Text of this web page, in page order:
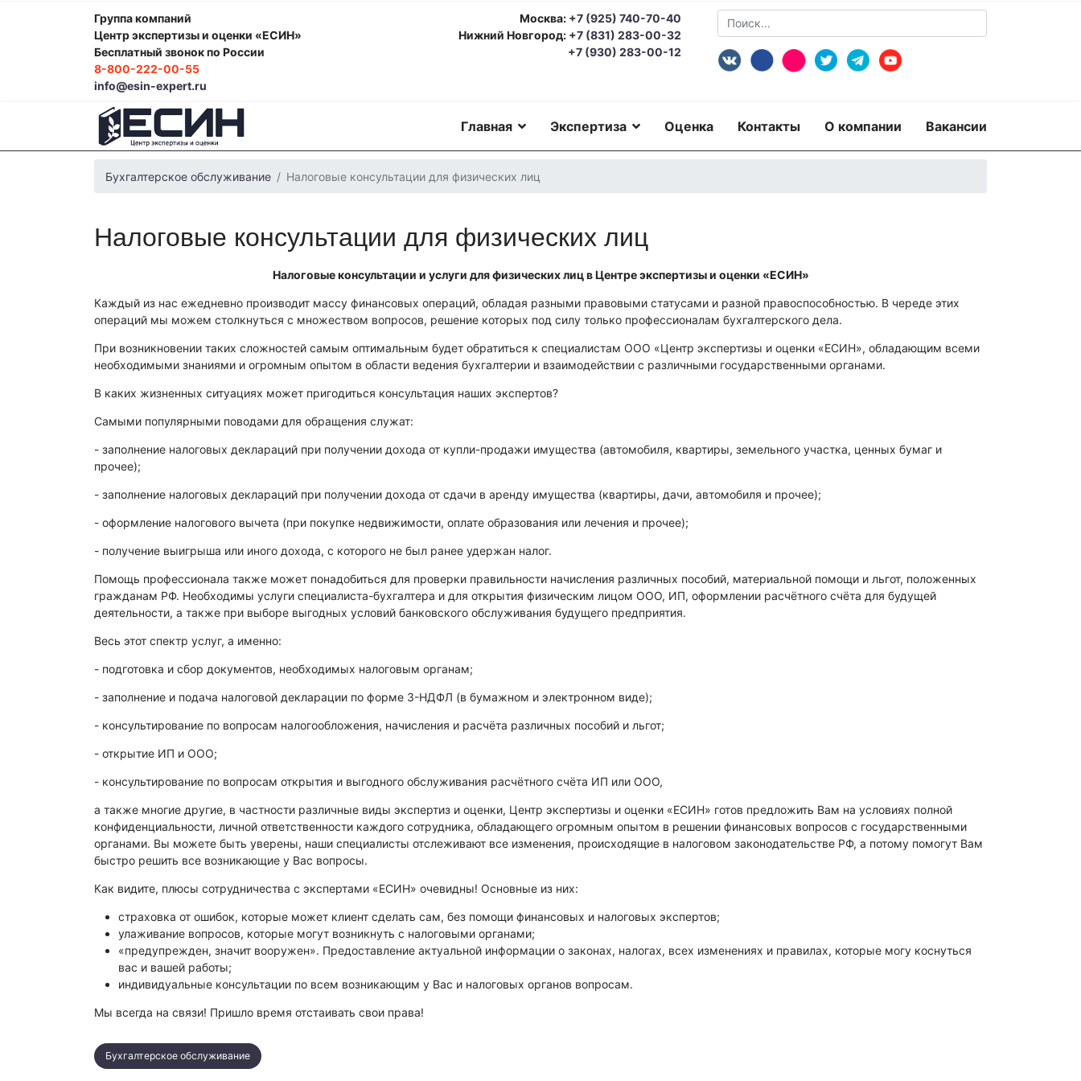
Группа компаний
Центр экспертизы и оценки «ЕСИН»
Бесплатный звонок по России
8-800-222-00-55
info@esin-expert.ru
Москва: +7 (925) 740-70-40
Нижний Новгород: +7 (831) 283-00-32
+7 (930) 283-00-12
Главная Экспертиза Оценка Контакты О компании Вакансии
Бухгалтерское обслуживание Налоговые консультации для физических лиц
Налоговые консультации для физических лиц
Налоговые консультации и услуги для физических лиц в Центре экспертизы и оценки «ЕСИН»
Каждый из нас ежедневно производит массу финансовых операций, обладая разными правовыми статусами и разной правоспособностью. В череде этих
операций мы можем столкнуться с множеством вопросов, решение которых под силу только профессионалам бухгалтерского дела.
При возникновении таких сложностей самым оптимальным будет обратиться к специалистам ООО «Центр экспертизы и оценки «ЕСИН», обладающим всеми
необходимыми знаниями и огромным опытом в области ведения бухгалтерии и взаимодействии с различными государственными органами.
В каких жизненных ситуациях может пригодиться консультация наших экспертов?
Самыми популярными поводами для обращения служат:
- заполнение налоговых деклараций при получении дохода от купли-продажи имущества (автомобиля, квартиры, земельного участка, ценных бумаг и
прочее);
- заполнение налоговых деклараций при получении дохода от сдачи в аренду имущества (квартиры, дачи, автомобиля и прочее);
- оформление налогового вычета (при покупке недвижимости, оплате образования или лечения и прочее);
- получение выигрыша или иного дохода, с которого не был ранее удержан налог.
Помощь профессионала также может понадобиться для проверки правильности начисления различных пособий, материальной помощи и льгот, положенных
гражданам РФ. Необходимы услуги специалиста-бухгалтера и для открытия физическим лицом ООО, ИП, оформлении расчётного счёта для будущей
деятельности, а также при выборе выгодных условий банковского обслуживания будущего предприятия.
Весь этот спектр услуг, а именно:
- подготовка и сбор документов, необходимых налоговым органам;
- заполнение и подача налоговой декларации по форме 3-НДФЛ (в бумажном и электронном виде);
- консультирование по вопросам налогообложения, начисления и расчёта различных пособий и льгот;
- открытие ИП и ООО;
- консультирование по вопросам открытия и выгодного обслуживания расчётного счёта ИП или ООО,
а также многие другие, в частности различные виды экспертиз и оценки, Центр экспертизы и оценки «ЕСИН» готов предложить Вам на условиях полной
конфиденциальности, личной ответственности каждого сотрудника, обладающего огромным опытом в решении финансовых вопросов с государственными
органами. Вы можете быть уверены, наши специалисты отслеживают все изменения, происходящие в налоговом законодательстве РФ, а потому помогут Вам
быстро решить все возникающие у Вас вопросы.
Как видите, плюсы сотрудничества с экспертами «ЕСИН» очевидны! Основные из них:
страховка от ошибок, которые может клиент сделать сам, без помощи финансовых и налоговых экспертов;
улаживание вопросов, которые могут возникнуть с налоговыми органами;
«предупрежден, значит вооружен». Предоставление актуальной информации о законах, налогах, всех изменениях и правилах, которые могу коснуться
вас и вашей работы;
индивидуальные консультации по всем возникающим у Вас и налоговых органов вопросам.
Мы всегда на связи! Пришло время отстаивать свои права!
Бухгалтерское обслуживание